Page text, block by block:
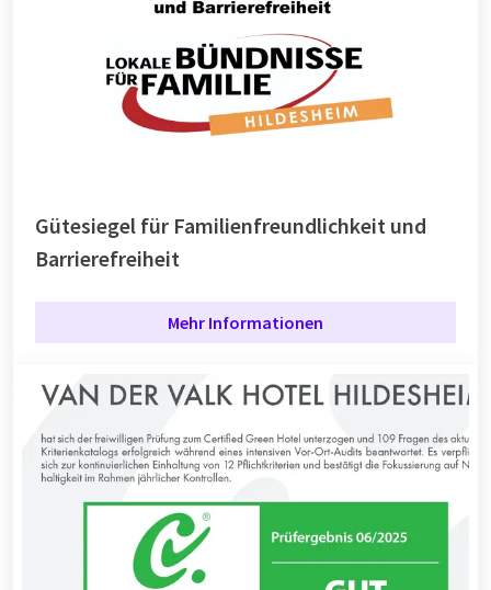
Gütesiegel für Familienfreundlichkeit und
Barrierefreiheit
Mehr Informationen